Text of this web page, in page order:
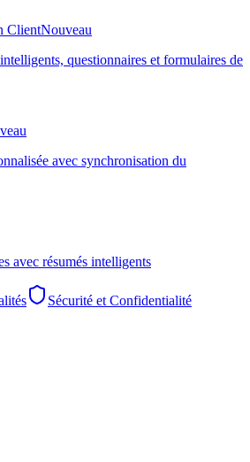
ClientNouveau
questionnaires et formulaires de
avec synchronisation du
avec résumés intelligents
Sécurité et Confidentialité